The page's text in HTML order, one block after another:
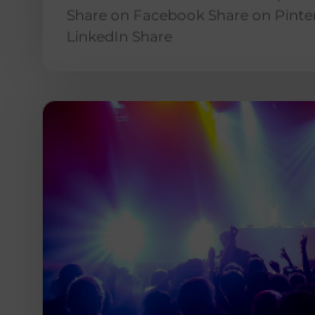
Share on Facebook Share on
LinkedIn Share